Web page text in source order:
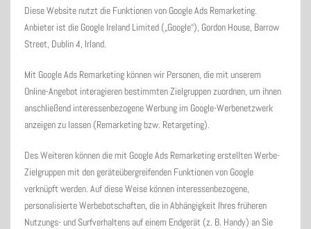
Diese Website nutzt die Funktionen von Google Ads Remarketing.
Anbieter ist die Google Ireland Limited („Google“), Gordon House, Barrow
Street, Dublin 4, Irland.
Mit Google Ads Remarketing können wir Personen, die mit unserem
Online-Angebot interagieren bestimmten Zielgruppen zuordnen, um ihnen
anschließend interessenbezogene Werbung im Google-Werbenetzwerk
anzeigen zu lassen (Remarketing bzw. Retargeting).
Des Weiteren können die mit Google Ads Remarketing erstellten Werbe-
Zielgruppen mit den geräteübergreifenden Funktionen von Google
verknüpft werden. Auf diese Weise können interessenbezogene,
personalisierte Werbebotschaften, die in Abhängigkeit Ihres früheren
Nutzungs- und Surfverhaltens auf einem Endgerät (z. B. Handy) an Sie